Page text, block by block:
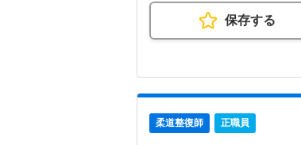
保存する
柔道整復師 正職員